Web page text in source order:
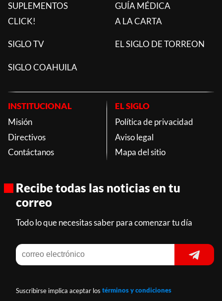
SUPLEMENTOS
CLICK!
GUÍA MÉDICA
A LA CARTA
SIGLO TV EL SIGLO DE TORREON
SIGLO COAHUILA
INSTITUCIONAL
Misión
Directivos
Contáctanos
EL SIGLO
Política de privacidad
Aviso legal
Mapa del sitio
Recibe todas las noticias en tu
correo
Todo lo que necesitas saber para comenzar tu día
Suscribirse implica aceptar los términos y condiciones